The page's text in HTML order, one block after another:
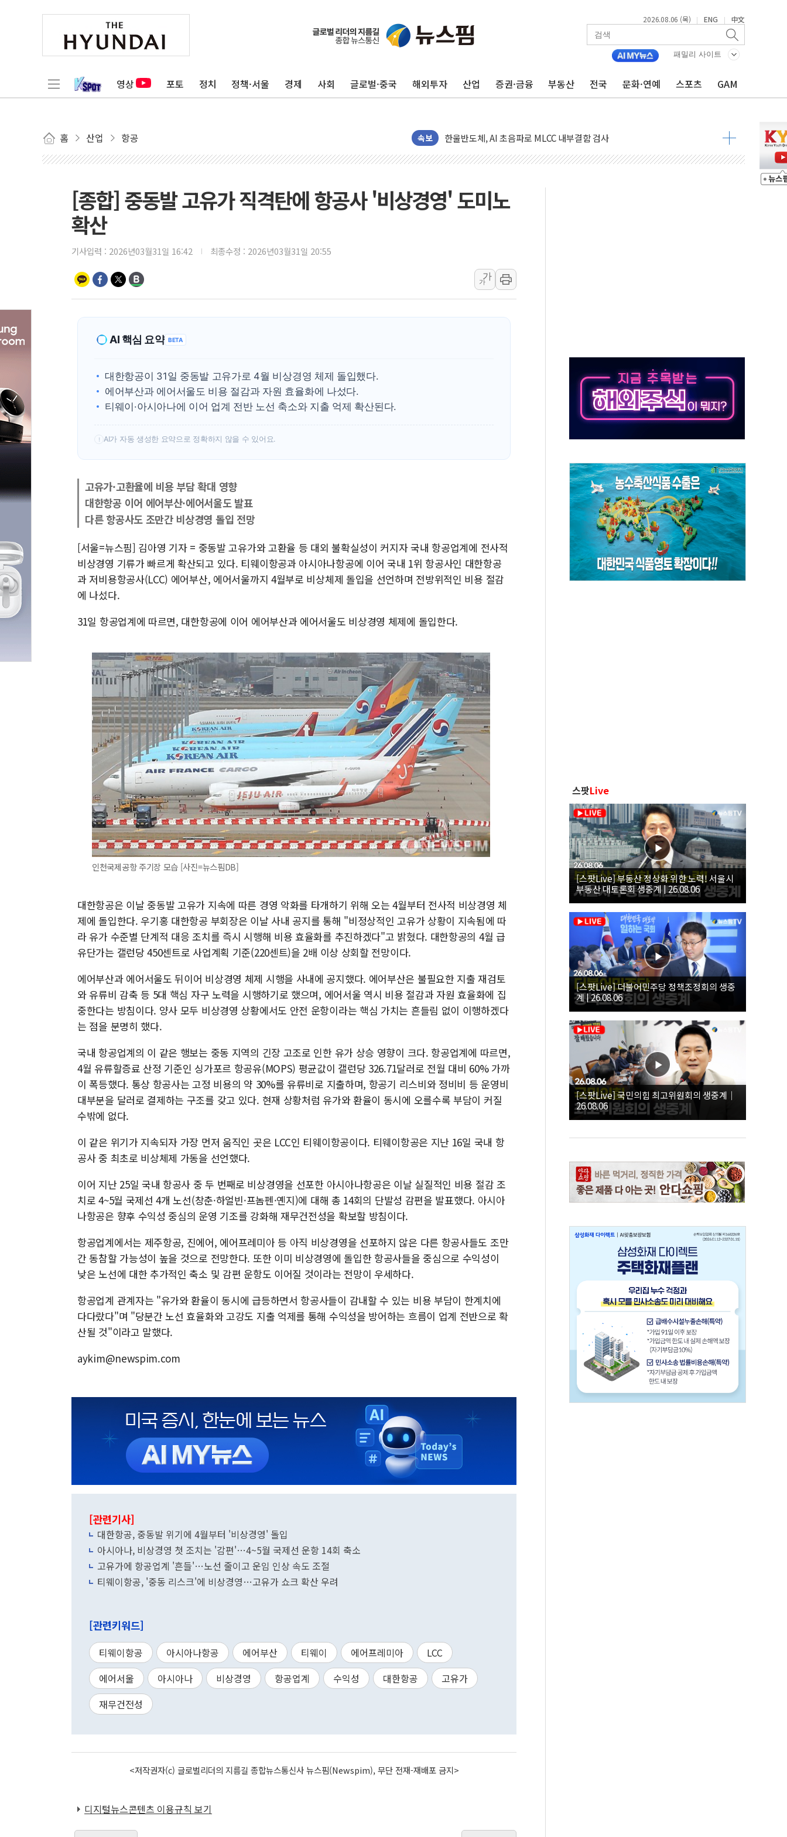
2026.08.06 (목) | ENG | 中文
패밀리 사이트
영상 포토 정치 정책·서울 경제 사회 글로벌·중국 해외투자 산업 증권·금융 부동산 전국 문화·연예 스포츠 GAM
홈 산업 항공 속보
다카이치 "비핵 3원칙 견지"...히로시마서 "핵없는 세계 노력"
[개장시황] 차익실현 매물에 코스피, 1%대 하락 출발…삼전닉스 약세
CJ대한통운, 10월부터 대구 도심서 자율주행 화물운송
GS샵, 패션·뷰티·푸드 전문관 2분기 거래액 50% 증가
SSG닷컴, 쓱7클럽 회원 전용 특가전…12일까지 150여 종 선보여
지리자동차그룹, 7월 판매 25만대…수출 202% 급증
[컨콜] 카카오톡-쿠팡이츠와 손 잡는다
한화손보, 고려대 안암병원에 환아 보호자용 '웰니스 키트' 전달
케이뱅크, 통신비 비교·경매 서비스 출시
경북도 '재해 예방 최상위 프로젝트' 자연재해저감 종합계획 수립 착수
[종합] 중동발 고유가 직격탄에 항공사 '비상경영' 도미노
확산
기사입력 : 2026년03월31일 16:42 최종수정 : 2026년03월31일 20:55
가
가
AI 핵심 요약 BETA
대한항공이 31일 중동발 고유가로 4월 비상경영 체제 돌입했다.
에어부산과 에어서울도 비용 절감과 자원 효율화에 나섰다.
티웨이·아시아나에 이어 업계 전반 노선 축소와 지출 억제 확산된다.
! AI가 자동 생성한 요약으로 정확하지 않을 수 있어요.
고유가·고환율에 비용 부담 확대 영향
대한항공 이어 에어부산·에어서울도 발표
다른 항공사도 조만간 비상경영 돌입 전망
[서울=뉴스핌] 김아영 기자 = 중동발 고유가와 고환율 등 대외 불확실성이 커지자 국내 항공업계에 전사적
비상경영 기류가 빠르게 확산되고 있다. 티웨이항공과 아시아나항공에 이어 국내 1위 항공사인 대한항공
과 저비용항공사(LCC) 에어부산, 에어서울까지 4월부로 비상체제 돌입을 선언하며 전방위적인 비용 절감
에 나섰다.
31일 항공업계에 따르면, 대한항공에 이어 에어부산과 에어서울도 비상경영 체제에 돌입한다.
인천국제공항 주기장 모습 [사진=뉴스핌DB]
대한항공은 이날 중동발 고유가 지속에 따른 경영 악화를 타개하기 위해 오는 4월부터 전사적 비상경영 체
제에 돌입한다. 우기홍 대한항공 부회장은 이날 사내 공지를 통해 "비정상적인 고유가 상황이 지속됨에 따
라 유가 수준별 단계적 대응 조치를 즉시 시행해 비용 효율화를 추진하겠다"고 밝혔다. 대한항공의 4월 급
유단가는 갤런당 450센트로 사업계획 기준(220센트)을 2배 이상 상회할 전망이다.
에어부산과 에어서울도 뒤이어 비상경영 체제 시행을 사내에 공지했다. 에어부산은 불필요한 지출 재검토
와 유류비 감축 등 5대 핵심 자구 노력을 시행하기로 했으며, 에어서울 역시 비용 절감과 자원 효율화에 집
중한다는 방침이다. 양사 모두 비상경영 상황에서도 안전 운항이라는 핵심 가치는 흔들림 없이 이행하겠다
는 점을 분명히 했다.
국내 항공업계의 이 같은 행보는 중동 지역의 긴장 고조로 인한 유가 상승 영향이 크다. 항공업계에 따르면,
4월 유류할증료 산정 기준인 싱가포르 항공유(MOPS) 평균값이 갤런당 326.71달러로 전월 대비 60% 가까
이 폭등했다. 통상 항공사는 고정 비용의 약 30%를 유류비로 지출하며, 항공기 리스비와 정비비 등 운영비
대부분을 달러로 결제하는 구조를 갖고 있다. 현재 상황처럼 유가와 환율이 동시에 오를수록 부담이 커질
수밖에 없다.
이 같은 위기가 지속되자 가장 먼저 움직인 곳은 LCC인 티웨이항공이다. 티웨이항공은 지난 16일 국내 항
공사 중 최초로 비상체제 가동을 선언했다.
이어 지난 25일 국내 항공사 중 두 번째로 비상경영을 선포한 아시아나항공은 이날 실질적인 비용 절감 조
치로 4~5월 국제선 4개 노선(창춘·하얼빈·프놈펜·옌지)에 대해 총 14회의 단발성 감편을 발표했다. 아시아
나항공은 향후 수익성 중심의 운영 기조를 강화해 재무건전성을 확보할 방침이다.
항공업계에서는 제주항공, 진에어, 에어프레미아 등 아직 비상경영을 선포하지 않은 다른 항공사들도 조만
간 동참할 가능성이 높을 것으로 전망한다. 또한 이미 비상경영에 돌입한 항공사들을 중심으로 수익성이
낮은 노선에 대한 추가적인 축소 및 감편 운항도 이어질 것이라는 전망이 우세하다.
항공업계 관계자는 "유가와 환율이 동시에 급등하면서 항공사들이 감내할 수 있는 비용 부담이 한계치에
다다랐다"며 "당분간 노선 효율화와 고강도 지출 억제를 통해 수익성을 방어하는 흐름이 업계 전반으로 확
산될 것"이라고 말했다.
aykim@newspim.com
[관련기사]
대한항공, 중동발 위기에 4월부터 '비상경영' 돌입
아시아나, 비상경영 첫 조치는 '감편'…4~5월 국제선 운항 14회 축소
고유가에 항공업계 '흔들'…노선 줄이고 운임 인상 속도 조절
티웨이항공, '중동 리스크'에 비상경영…고유가 쇼크 확산 우려
[관련키워드]
티웨이항공 아시아나항공 에어부산 티웨이 에어프레미아
LCC
에어서울
아시아나 비상경영 항공업계 수익성 대한항공
고유가
재무건전성
<저작권자(c) 글로벌리더의 지름길 종합뉴스통신사 뉴스핌(Newspim), 무단 전재-재배포 금지>
디지털뉴스콘텐츠 이용규칙 보기
스팟Live
[스팟Live] 부동산 정상화 위한 노력! 서울시
부동산 대토론회 생중계 | 26.08.06
[스팟Live] 더불어민주당 정책조정회의 생중
계 | 26.08.06
[스팟Live] 국민의힘 최고위원회의 생중계｜
26.08.06